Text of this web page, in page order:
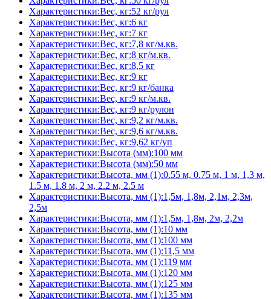
Характеристики:Вес, кг:52 кг/рул
Характеристики:Вес, кг:6 кг
Характеристики:Вес, кг:7 кг
Характеристики:Вес, кг:7,8 кг/м.кв.
Характеристики:Вес, кг:8 кг/м.кв.
Характеристики:Вес, кг:8,5 кг
Характеристики:Вес, кг:9 кг
Характеристики:Вес, кг:9 кг/банка
Характеристики:Вес, кг:9 кг/м.кв.
Характеристики:Вес, кг:9 кг/рулон
Характеристики:Вес, кг:9,2 кг/м.кв.
Характеристики:Вес, кг:9,6 кг/м.кв.
Характеристики:Вес, кг:9,62 кг/уп
Характеристики:Высота (мм):100 мм
Характеристики:Высота (мм):50 мм
Характеристики:Высота, мм (1):0.55 м, 0.75 м, 1 м, 1,3 м,
1.5 м, 1.8 м, 2 м, 2.2 м, 2.5 м
Характеристики:Высота, мм (1):1,5м, 1,8м, 2,1м, 2,3м,
2,5м
Характеристики:Высота, мм (1):1,5м, 1,8м, 2м, 2,2м
Характеристики:Высота, мм (1):10 мм
Характеристики:Высота, мм (1):100 мм
Характеристики:Высота, мм (1):11,5 мм
Характеристики:Высота, мм (1):119 мм
Характеристики:Высота, мм (1):120 мм
Характеристики:Высота, мм (1):125 мм
Характеристики:Высота, мм (1):135 мм